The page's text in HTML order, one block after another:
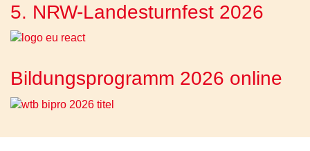
5. NRW-Landesturnfest 2026
Bildungsprogramm 2026 online